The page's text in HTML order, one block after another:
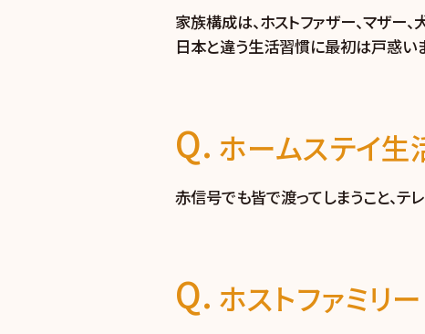
家族構成は、ホストファザー、マザー、
日本と違う生活習慣に最初は戸惑い
ホームステイ生
赤信号でも皆で渡ってしまうこと、テ
ホストファミリ